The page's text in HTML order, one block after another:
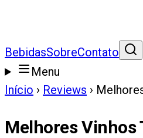
BebidasSobreContato
Menu
Início › Reviews ›
Melhores Vinhos